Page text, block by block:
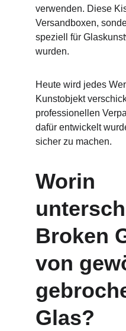
verwenden. Diese
Versandboxen,
speziell für
wurden.
Heute wird jedes
Kunstobjekt
professionellen
dafür entwickelt
sicher zu machen.
Worin
Broken
von
Glas?